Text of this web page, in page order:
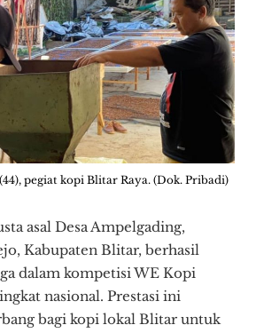
pegiat kopi Blitar Raya. (Dok. Pribadi)
asal Desa Ampelgading,
Kabupaten Blitar, berhasil
dalam kompetisi WE Kopi
nasional. Prestasi ini
bagi kopi lokal Blitar untuk